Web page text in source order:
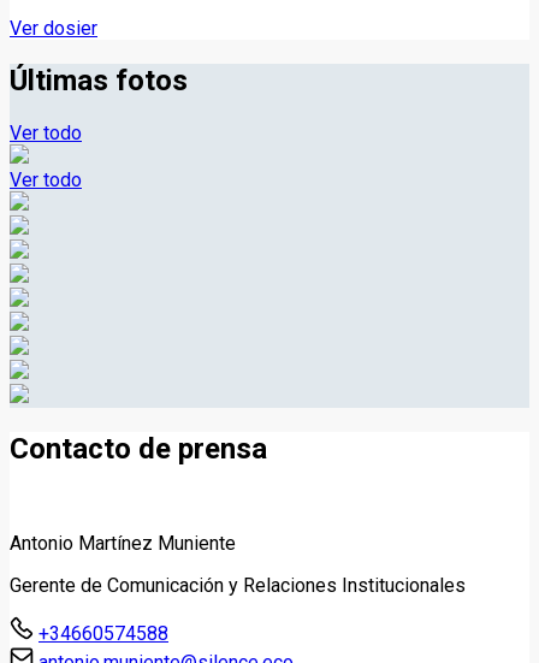
Ver dosier
Últimas fotos
Ver todo
Ver todo
Contacto de prensa
Antonio Martínez Muniente
Gerente de Comunicación y Relaciones Institucionales
+34660574588